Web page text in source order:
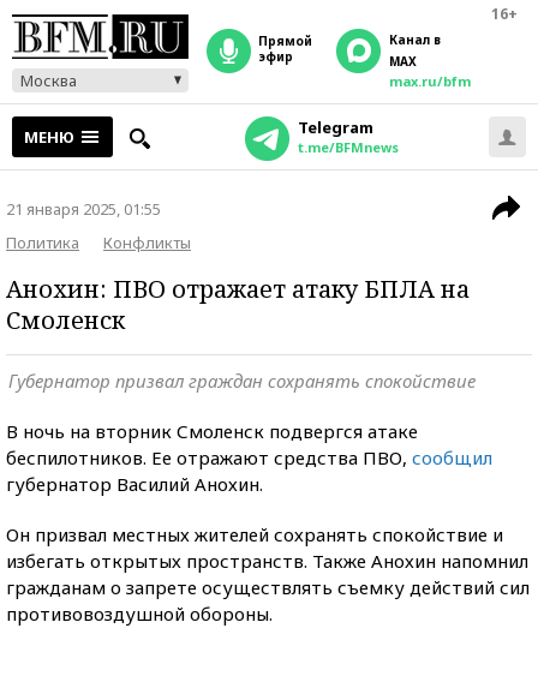
16+
Москва
прямой
эфир
Канал в
MAX
max.ru/bfm
МЕНЮ Telegram
t.me/BFMnews
21 января 2025, 01:55
Политика
Конфликты
Анохин: ПВО отражает атаку БПЛА на
Смоленск
Губернатор призвал граждан сохранять спокойствие
В ночь на вторник Смоленск подвергся атаке
беспилотников. Ее отражают средства ПВО, сообщил
губернатор Василий Анохин.
Он призвал местных жителей сохранять спокойствие и
избегать открытых пространств. Также Анохин напомнил
гражданам о запрете осуществлять съемку действий сил
противовоздушной обороны.